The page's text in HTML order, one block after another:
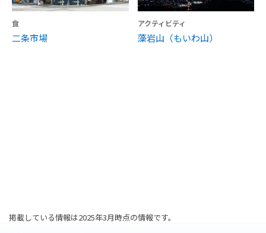
食
二条市場
アクティビティ
藻岩山（もいわ山）
掲載している情報は2025年3月時点の情報です。